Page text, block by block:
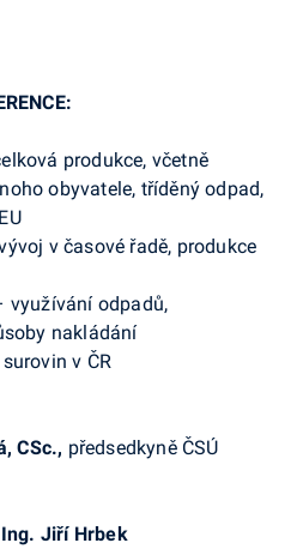
produkce, včetně
obyvatele, tříděný odpad,
v časové řadě, produkce
využívání odpadů,
nakládání
v ČR
CSc., předsedkyně ČSÚ
Ing. Jiří Hrbek